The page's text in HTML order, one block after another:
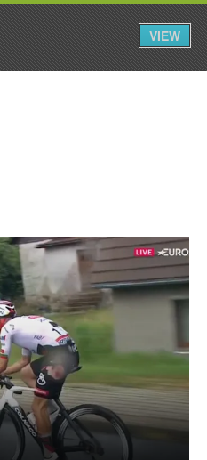
Assine Iniciar Sessão
VIEW